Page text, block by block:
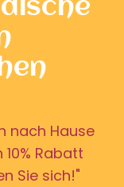
nach Hause
10% Rabatt
Sie sich!"